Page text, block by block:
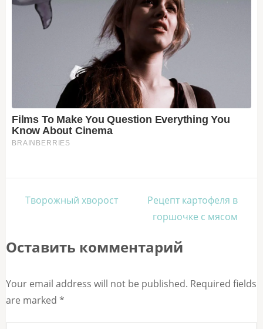
Навигация
Творожный хворост
Рецепт картофеля в
горшочке с мясом
Оставить комментарий
Your email address will not be published. Required fields
are marked *